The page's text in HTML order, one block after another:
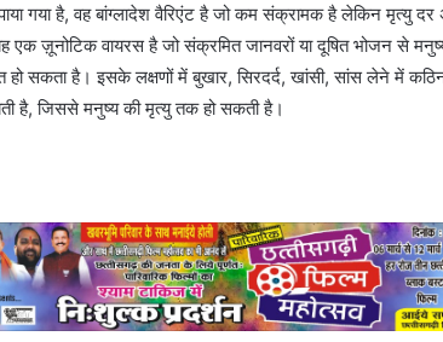
गया है, वह बांग्लादेश वैरिएंट है जो कम संक्रामक है लेकिन मृत्यु
एक ज़ूनोटिक वायरस है जो संक्रमित जानवरों या दूषित भोजन से
सकता है। इसके लक्षणों में बुखार, सिरदर्द, खांसी, सांस लेने में
है, जिससे मनुष्य की मृत्यु तक हो सकती है।